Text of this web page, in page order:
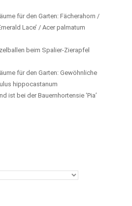
für den Garten: Fächerahorn /
Lace’ / Acer palmatum
beim Spalier-Zierapfel
für den Garten: Gewöhnliche
hippocastanum
ist bei der Bauernhortensie ‘Pia’